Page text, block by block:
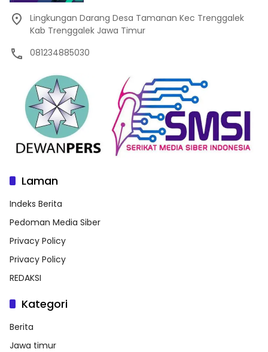
Lingkungan Darang Desa Tamanan Kec Trenggalek
Kab Trenggalek Jawa Timur
081234885030
Laman
Indeks Berita
Pedoman Media Siber
Privacy Policy
Privacy Policy
REDAKSI
Kategori
Berita
Jawa timur